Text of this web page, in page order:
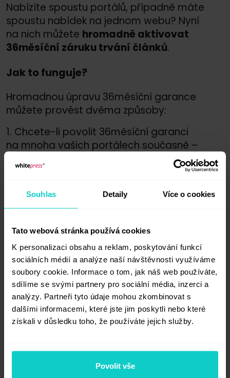
Souhlas Detaily Více o cookies
Tato webová stránka používá cookies
K personalizaci obsahu a reklam, poskytování funkcí
sociálních médií a analýze naší návštěvnosti využíváme
soubory cookie. Informace o tom, jak náš web používáte,
sdílíme se svými partnery pro sociální média, inzerci a
analýzy. Partneři tyto údaje mohou zkombinovat s
dalšími informacemi, které jste jim poskytli nebo které
získali v důsledku toho, že používáte jejich služby.
Povolit vše
Nabízíte spoustu portálů, případně máte
spoustu nabídek na jednom webu? Nyní
na nich můžete hromadně aktivovat
36měsíční záruku trvání článků.
Jak to funguje?
Hromadnou úpravu 36měsíční garance
můžete provést dvěma způsoby:
1. Chcete-li povolit 36měsíční garanci
na mnoha vašich portálech současně –
zaškrtněte políčko vedle stránek, které
chcete upravit a potvrďte tlačítkem
týkat všech nabídek daného portálu.
2. Chcete-li detailně spravovat nabídky